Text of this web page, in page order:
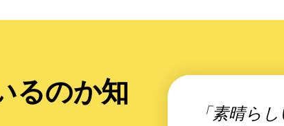
るのか知
「素晴ら